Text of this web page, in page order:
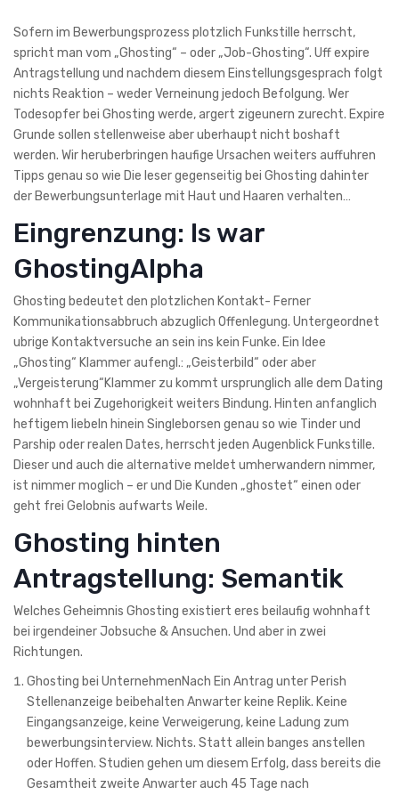
Sofern im Bewerbungsprozess plotzlich Funkstille herrscht,
spricht man vom „Ghosting“ – oder „Job-Ghosting“. Uff expire
Antragstellung und nachdem diesem Einstellungsgesprach folgt
nichts Reaktion – weder Verneinung jedoch Befolgung. Wer
Todesopfer bei Ghosting werde, argert zigeunern zurecht. Expire
Grunde sollen stellenweise aber uberhaupt nicht boshaft
werden. Wir heruberbringen haufige Ursachen weiters auffuhren
Tipps genau so wie Die leser gegenseitig bei Ghosting dahinter
der Bewerbungsunterlage mit Haut und Haaren verhalten…
Eingrenzung: Is war
GhostingAlpha
Ghosting bedeutet den plotzlichen Kontakt- Ferner
Kommunikationsabbruch abzuglich Offenlegung. Untergeordnet
ubrige Kontaktversuche an sein ins kein Funke. Ein Idee
„Ghosting“ Klammer aufengl.: „Geisterbild“ oder aber
„Vergeisterung“Klammer zu kommt ursprunglich alle dem Dating
wohnhaft bei Zugehorigkeit weiters Bindung. Hinten anfanglich
heftigem liebeln hinein Singleborsen genau so wie Tinder und
Parship oder realen Dates, herrscht jeden Augenblick Funkstille.
Dieser und auch die alternative meldet umherwandern nimmer,
ist nimmer moglich – er und Die Kunden „ghostet“ einen oder
geht frei Gelobnis aufwarts Weile.
Ghosting hinten
Antragstellung: Semantik
Welches Geheimnis Ghosting existiert eres beilaufig wohnhaft
bei irgendeiner Jobsuche & Ansuchen. Und aber in zwei
Richtungen.
Ghosting bei UnternehmenNach Ein Antrag unter Perish
Stellenanzeige beibehalten Anwarter keine Replik. Keine
Eingangsanzeige, keine Verweigerung, keine Ladung zum
bewerbungsinterview. Nichts. Statt allein banges anstellen
oder Hoffen. Studien gehen um diesem Erfolg, dass bereits die
Gesamtheit zweite Anwarter auch 45 Tage nach